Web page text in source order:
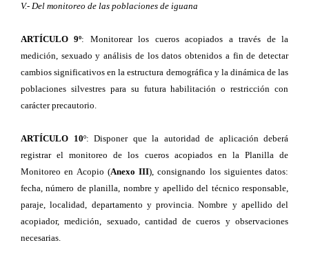
V.- Del monitoreo de las poblaciones de iguana
ARTÍCULO 9º: Monitorear los cueros acopiados a través de la
medición, sexuado y análisis de los datos obtenidos a fin de detectar
cambios significativos en la estructura demográfica y la dinámica de las
poblaciones silvestres para su futura habilitación o restricción con
carácter precautorio.
ARTÍCULO 10º: Disponer que la autoridad de aplicación deberá
registrar el monitoreo de los cueros acopiados en la Planilla de
Monitoreo en Acopio (Anexo III), consignando los siguientes datos:
fecha, número de planilla, nombre y apellido del técnico responsable,
paraje, localidad, departamento y provincia. Nombre y apellido del
acopiador, medición, sexuado, cantidad de cueros y observaciones
necesarias.